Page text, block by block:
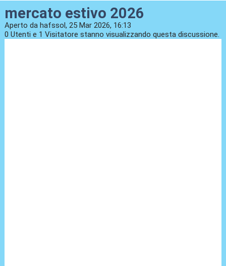
mercato estivo 2026
Aperto da hafssol, 25 Mar 2026, 16:13
0 Utenti e 1 Visitatore stanno visualizzando questa discussione.